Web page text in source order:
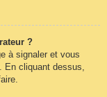
?
à signaler et vous
En cliquant dessus,